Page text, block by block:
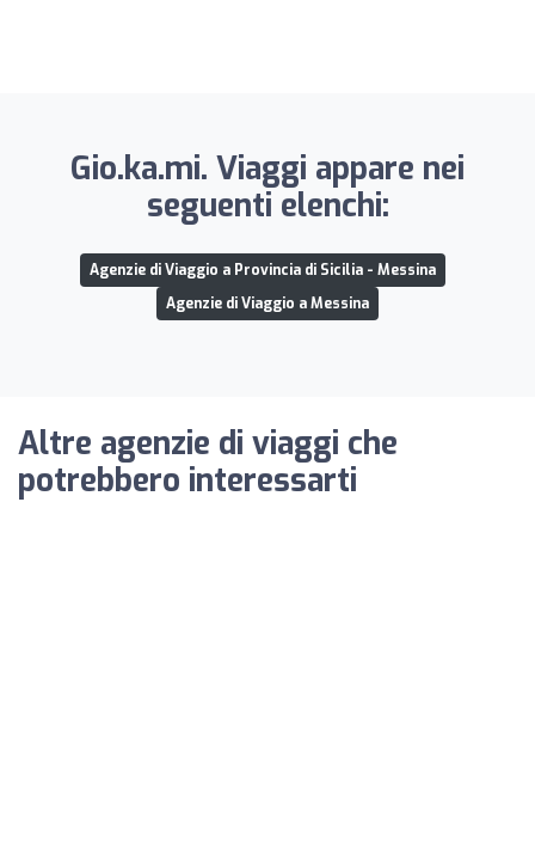
Gio.ka.mi. Viaggi appare nei
seguenti elenchi:
Agenzie di Viaggio a Provincia di Sicilia - Messina
Agenzie di Viaggio a Messina
Altre agenzie di viaggi che
potrebbero interessarti